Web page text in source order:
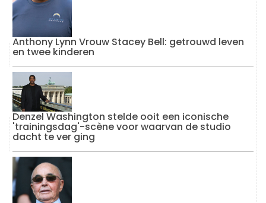
Anthony Lynn Vrouw Stacey Bell: getrouwd leven
en twee kinderen
Denzel Washington stelde ooit een iconische
'trainingsdag'-scène voor waarvan de studio
dacht te ver ging